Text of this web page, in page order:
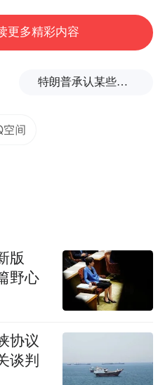
亿元，同比增长
项贷款增速5.7个百分
“工信贷”风险补偿金
立“行校合作行动”机
信贷管理工作实际，
企”支持重点产业链
末，全省工业重点产业
更多精彩内容
特朗普承认某些弹药供应紧张
版
野心
协议
谈判